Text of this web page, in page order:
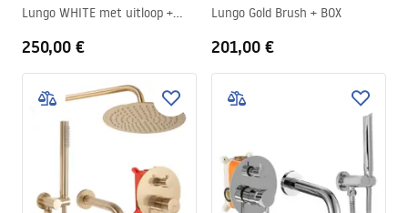
Lungo WHITE met uitloop +
250,00 €
Lungo Gold Brush + BOX
201,00 €